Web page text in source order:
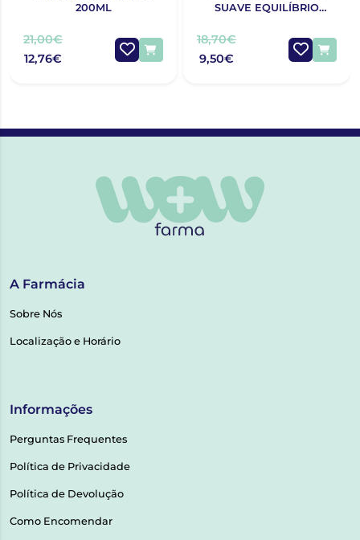
200ML
21,00€
12,76€
SUAVE EQUILÍBRIO
18,70€
9,50€
A Farmácia
Sobre Nós
Localização e Horário
Informações
Perguntas Frequentes
Política de Privacidade
Política de Devolução
Como Encomendar